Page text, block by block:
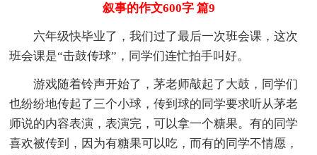
叙事的作文600字 篇9
六年级快毕业了，我们过了最后一次班会课，这次
班会课是“击鼓传球”，同学们连忙拍手叫好。
游戏随着铃声开始了，茅老师敲起了大鼓，同学们
也纷纷地传起了三个小球，传到球的同学要求听从茅老
师说的内容表演，表演完，可以拿一个糖果。有的同学
喜欢被传到，因为有糖果可以吃，而有的同学不情愿，